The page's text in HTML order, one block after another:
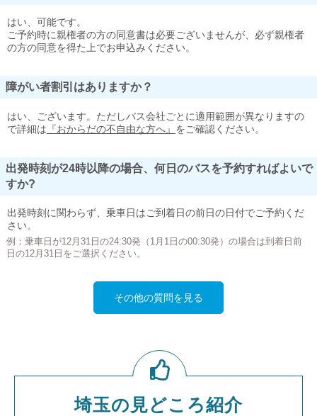
はい、可能です。
ご予約時に親権者の方の同意書は必要ございませんが、必ず親権者
の方の同意を得た上でお申込みください。
障がい者割引はありますか？
はい、ございます。ただしバス会社ごとに適用範囲が異なりますの
で詳細は 『おからだの不自由な方へ』 をご確認ください。
出発時刻が24時以降の場合、何日のバスを予約すればよいで
すか?
出発時刻に関わらず、乗車日はご到着日の前日の日付でご予約くだ
さい。
例：乗車日が12月31日の24:30発（1月1日の00:30発）の場合は到着日前
日の12月31日をご選択ください。
その他の質問を見る
埼玉の見どころ紹介